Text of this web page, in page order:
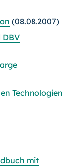
(08.08.2007)
DBV
Technologien
mit